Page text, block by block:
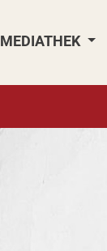
MEDIATHEK